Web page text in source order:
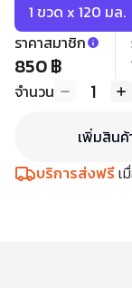
1 ขวด x 120 มล.
ราคาสมาชิก
850 ฿
จำนวน 1
เพิ่มสินค้
บริการส่งฟรีเ